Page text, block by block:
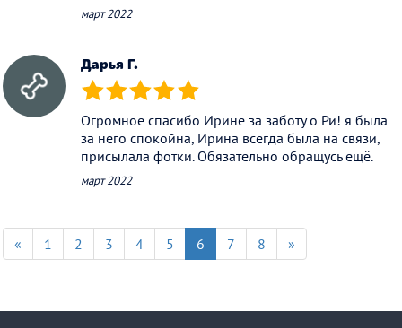
март 2022
Дарья Г.
(*) (*) (*) (*) (*)
Огромное спасибо Ирине за заботу о Ри! я была
за него спокойна, Ирина всегда была на связи,
присылала фотки. Обязательно обращусь ещё.
март 2022
« 1 2 3 4 5 6 7 8 »